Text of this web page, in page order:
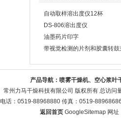
自动取样溶出度仪12杯
DS-806溶出度仪
油墨药片印字
带视觉检测的片剂和胶囊转鼓
产品导航： 喷雾干燥机、空心浆叶
常州力马干燥科技有限公司 版权所有 总访问
电话：0519-88968880 传真：0519-
返回首页 GoogleSitemap 网